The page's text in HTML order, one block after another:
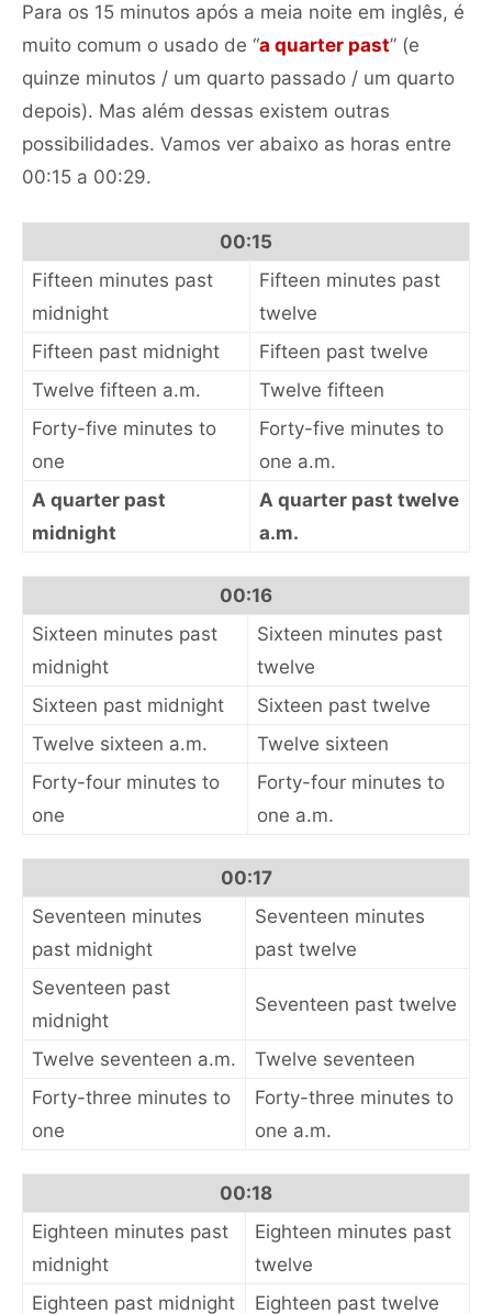
Para os 15 minutos após a meia noite em inglês, é
muito comum o usado de “a quarter past” (e
quinze minutos / um quarto passado / um quarto
depois). Mas além dessas existem outras
possibilidades. Vamos ver abaixo as horas entre
00:15 a 00:29.
00:15
Fifteen minutes past
midnight
Fifteen minutes past
twelve
Fifteen past midnight
Fifteen past twelve
Twelve fifteen a.m.
Twelve fifteen
Forty-five minutes to
one
Forty-five minutes to
one a.m.
A quarter past
midnight
A quarter past twelve
a.m.
00:16
Sixteen minutes past
midnight
Sixteen minutes past
twelve
Sixteen past midnight
Sixteen past twelve
Twelve sixteen a.m.
Twelve sixteen
Forty-four minutes to
one
Forty-four minutes to
one a.m.
00:17
Seventeen minutes
past midnight
Seventeen minutes
past twelve
Seventeen past
midnight
Seventeen past twelve
Twelve seventeen a.m.
Twelve seventeen
Forty-three minutes to
one
Forty-three minutes to
one a.m.
00:18
Eighteen minutes past
midnight
Eighteen minutes past
twelve
Eighteen past midnight
Eighteen past twelve